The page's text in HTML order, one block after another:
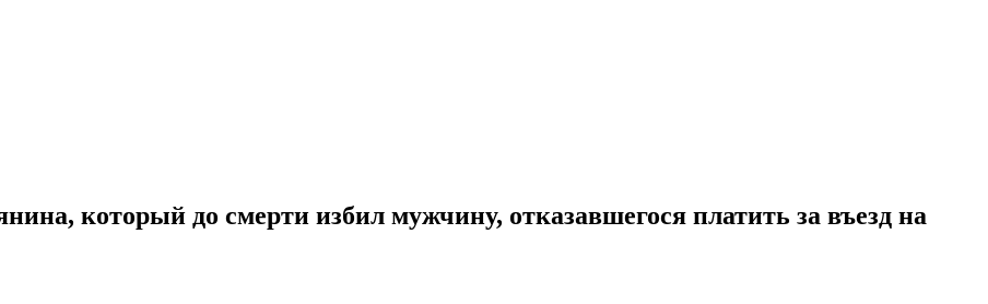
который до смерти избил мужчину, отказавшегося платить за въезд на